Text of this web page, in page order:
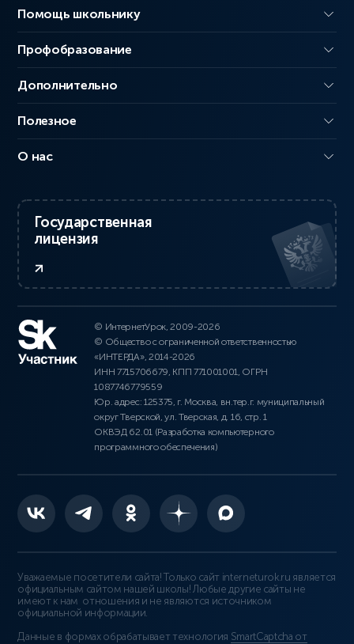
Помощь школьнику
Профобразование
Дополнительно
Полезное
О нас
Государственная
лицензия
© ИнтернетУрок, 2009-2026
© Общество с ограниченной ответственностью
«ИНТЕРДА», 2014-2026
ИНН 7715706679, КПП 771001001, ОГРН
1087746779559
Юр. адрес: 125375, г. Москва, вн.тер.г. муниципальный
округ Тверской, ул. Тверская, д. 16, стр. 1
ОКВЭД 62.01 (Разработка компьютерного
программного обеспечения)
Уважаемые посетители сайта! Только сайт interneturok.ru является
официальным сайтом нашей школы! Любые другие сайты не
имеют к нам отношения и не являются источником
официальной информации.
Данные в формах обрабатывает технология SmartCaptcha от